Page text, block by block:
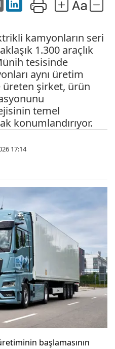
kamyonların seri
1.300 araçlık
tesisinde
aynı üretim
üreten şirket, ürün
temel
konumlandırıyor.
17:14
başlamasının